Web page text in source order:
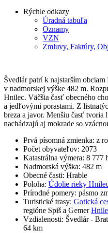
Rýchle odkazy
Úradná tabuľa
Oznamy
VZN
Zmluvy, Faktúry,
Švedlár patrí k najstarším
v nadmorskej výške 482 m.
Hnilec. Väčšia časť obecného
a jedľovými porastami. Z
breza a javor. Menšiu časť tvoria
nachádzajú aj mokrade so
Prvá písomná zmienka: z
Počet obyvateľov: 2073
Katastrálna výmera: 8 777
Nadmorská výška: 482 m
Obecné časti: Hrable
Poloha: Údolie rieky
Prírodné pomery: pásmo
Turistické trasy: Gotická
regióne Spiš a Gemer
Vzdialenosti: Švedlár -
64 km